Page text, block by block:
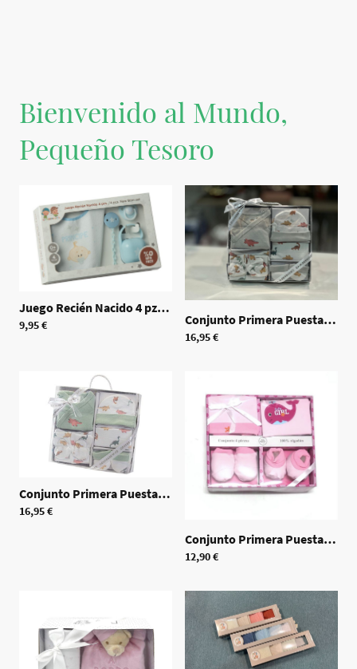
Bienvenido al Mundo,
Pequeño Tesoro
Juego Recién Nacido 4 pzas.
9,95 € Conjunto Primera Puesta 5pzas Gris
16,95 €
Conjunto Primera Puesta 5pzas Verde |70447
16,95 €
Conjunto Primera Puesta 4pzas. Rosa
12,90 €